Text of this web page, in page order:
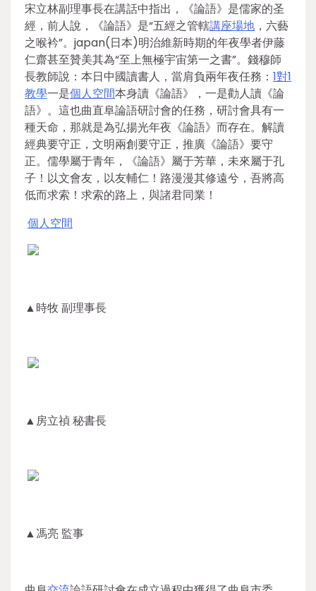
宋立林副理事長在講話中指出，《論語》是儒家的圣
經，前人說，《論語》是“五經之管轄講座場地 ，六藝
之喉衿”。japan(日本)明治維新時期的年夜學者伊藤
仁齋甚至贊美其為“至上無極宇宙第一之書”。錢穆師
長教師說：本日中國讀書人，當肩負兩年夜任務： 1對1
教學一是個人空間本身讀《論語》，一是勸人讀《論
語》。這也曲直阜論語研討會的任務，研討會具有一
種天命，那就是為弘揚光年夜《論語》而存在。解讀
經典要守正，文明兩創要守正，推廣《論語》要守
正。儒學屬于青年，《論語》屬于芳華，未來屬于孔
子！以文會友，以友輔仁！路漫漫其修遠兮，吾將高
低而求索！求索的路上，與諸君同業！
個人空間
▲時牧 副理事長
▲房立禎 秘書長
▲馮亮 監事